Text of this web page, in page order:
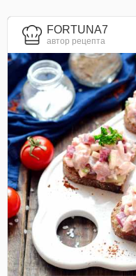
FORTUNA7
автор рецепта